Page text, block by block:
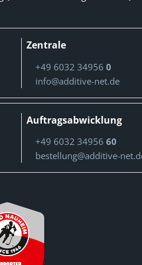
Zentrale
+49 6032 349560
info@additive-net.de
Auftragsabwicklung
+49 6032 3495660
bestellung@additive-